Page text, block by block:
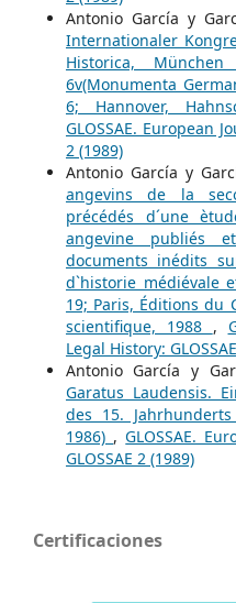
Antonio García y
Internationaler
Historica,
6v(Monumenta
6; Hannover,
GLOSSAE. European
2 (1989)
Antonio García y
angevins de la
précédés d´une
angevine publiés
documents inédits
d`historie médiévale
19; Paris, Éditions du
scientifique, 1988 ,
Legal History:
Antonio García y
Garatus Laudensis.
des 15.
1986) ,GLOSSAE.
GLOSSAE 2 (1989)
Certificaciones